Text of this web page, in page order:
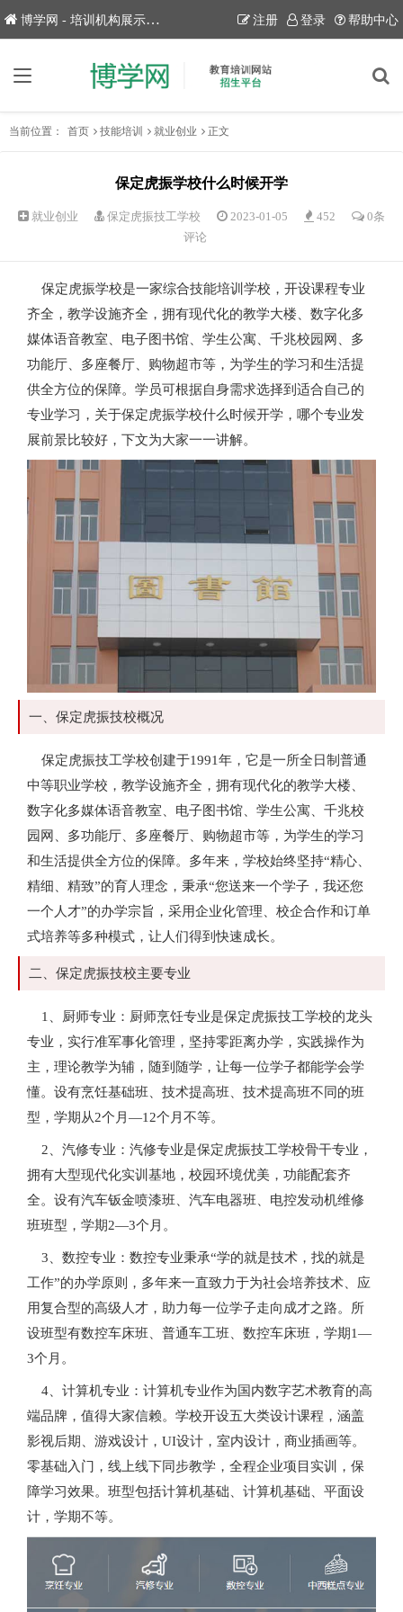
博学网 - 培训机构展示平台！ 注册 登录 帮助中心
当前位置： 首页 技能培训 就业创业 正文
保定虎振学校什么时候开学
就业创业 保定虎振技工学校 2023-01-05 452
0条
评论
保定虎振学校是一家综合技能培训学校，开设课程专业
齐全，教学设施齐全，拥有现代化的教学大楼、数字化多
媒体语音教室、电子图书馆、学生公寓、千兆校园网、多
功能厅、多座餐厅、购物超市等，为学生的学习和生活提
供全方位的保障。学员可根据自身需求选择到适合自己的
专业学习，关于保定虎振学校什么时候开学，哪个专业发
展前景比较好，下文为大家一一讲解。
一、保定虎振技校概况
保定虎振技工学校创建于1991年，它是一所全日制普通
中等职业学校，教学设施齐全，拥有现代化的教学大楼、
数字化多媒体语音教室、电子图书馆、学生公寓、千兆校
园网、多功能厅、多座餐厅、购物超市等，为学生的学习
和生活提供全方位的保障。多年来，学校始终坚持“精心、
精细、精致”的育人理念，秉承“您送来一个学子，我还您
一个人才”的办学宗旨，采用企业化管理、校企合作和订单
式培养等多种模式，让人们得到快速成长。
二、保定虎振技校主要专业
1、厨师专业：厨师烹饪专业是保定虎振技工学校的龙头
专业，实行准军事化管理，坚持零距离办学，实践操作为
主，理论教学为辅，随到随学，让每一位学子都能学会学
懂。设有烹饪基础班、技术提高班、技术提高班不同的班
型，学期从2个月—12个月不等。
2、汽修专业：汽修专业是保定虎振技工学校骨干专业，
拥有大型现代化实训基地，校园环境优美，功能配套齐
全。设有汽车钣金喷漆班、汽车电器班、电控发动机维修
班班型，学期2—3个月。
3、数控专业：数控专业秉承“学的就是技术，找的就是
工作”的办学原则，多年来一直致力于为社会培养技术、应
用复合型的高级人才，助力每一位学子走向成才之路。所
设班型有数控车床班、普通车工班、数控车床班，学期1—
3个月。
4、计算机专业：计算机专业作为国内数字艺术教育的高
端品牌，值得大家信赖。学校开设五大类设计课程，涵盖
影视后期、游戏设计，UI设计，室内设计，商业插画等。
零基础入门，线上线下同步教学，全程企业项目实训，保
障学习效果。班型包括计算机基础、计算机基础、平面设
计，学期不等。